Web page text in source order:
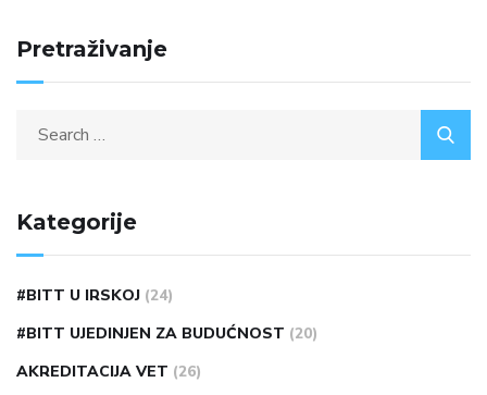
Pretraživanje
Kategorije
#BITT U IRSKOJ (24)
#BITT UJEDINJEN ZA BUDUĆNOST (20)
AKREDITACIJA VET (26)